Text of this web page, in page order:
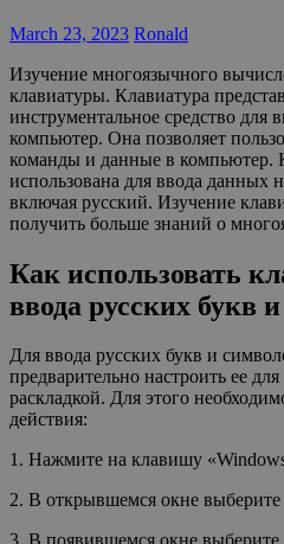
March 23, 2023 Ronald
Изучение многоязычного
клавиатуры. Клавиатура
инструментальное средство для
компьютер. Она позволяет
команды и данные в компьютер.
использована для ввода данных
включая русский. Изучение
получить больше знаний о
Как использовать
ввода русских букв
Для ввода русских букв и
предварительно настроить ее
раскладкой. Для этого
действия:
1. Нажмите на клавишу
2. В открывшемся окне